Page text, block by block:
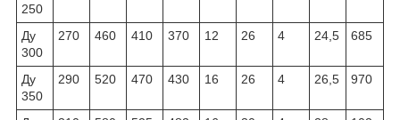
250
Ду
300
270 460 410 370 12 26 4 24,5 685
Ду
350
290 520 470 430 16 26 4 26,5 970